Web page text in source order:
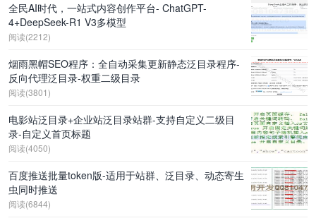
全民AI时代，一站式内容创作平台- ChatGPT-
4+DeepSeek-R1 V3多模型
阅读(2212)
烟雨黑帽SEO程序：全自动采集更新静态泛目录程序-
反向代理泛目录-权重二级目录
阅读(3801)
电影站泛目录+企业站泛目录站群-支持自定义二级目
录-自定义首页标题
阅读(4050)
百度推送批量token版-适用于站群、泛目录、动态寄生
虫同时推送
阅读(6844)